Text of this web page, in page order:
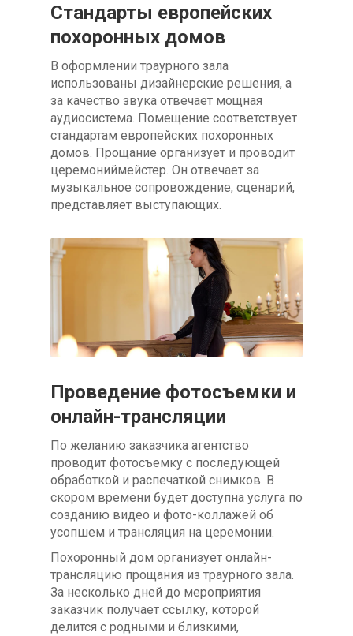
Стандарты европейских
похоронных домов
В оформлении траурного зала
использованы дизайнерские решения, а
за качество звука отвечает мощная
аудиосистема. Помещение соответствует
стандартам европейских похоронных
домов. Прощание организует и проводит
церемониймейстер. Он отвечает за
музыкальное сопровождение, сценарий,
представляет выступающих.
Проведение фотосъемки и
онлайн-трансляции
По желанию заказчика агентство
проводит фотосъемку с последующей
обработкой и распечаткой снимков. В
скором времени будет доступна услуга по
созданию видео и фото-коллажей об
усопшем и трансляция на церемонии.
Похоронный дом организует онлайн-
трансляцию прощания из траурного зала.
За несколько дней до мероприятия
заказчик получает ссылку, которой
делится с родными и близкими,